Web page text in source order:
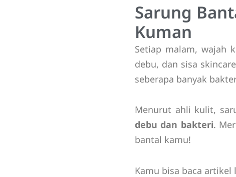
Sarung
Kuman
Setiap malam, wajah
debu, dan sisa
seberapa banyak
Menurut ahli kulit,
debu dan bakteri.
bantal kamu!
Kamu bisa baca